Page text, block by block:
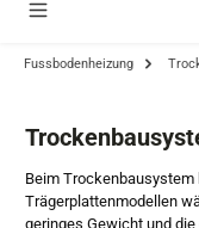
Fussbodenheizung
Beim
Trägerplattenmodellen
geringes Gewicht und